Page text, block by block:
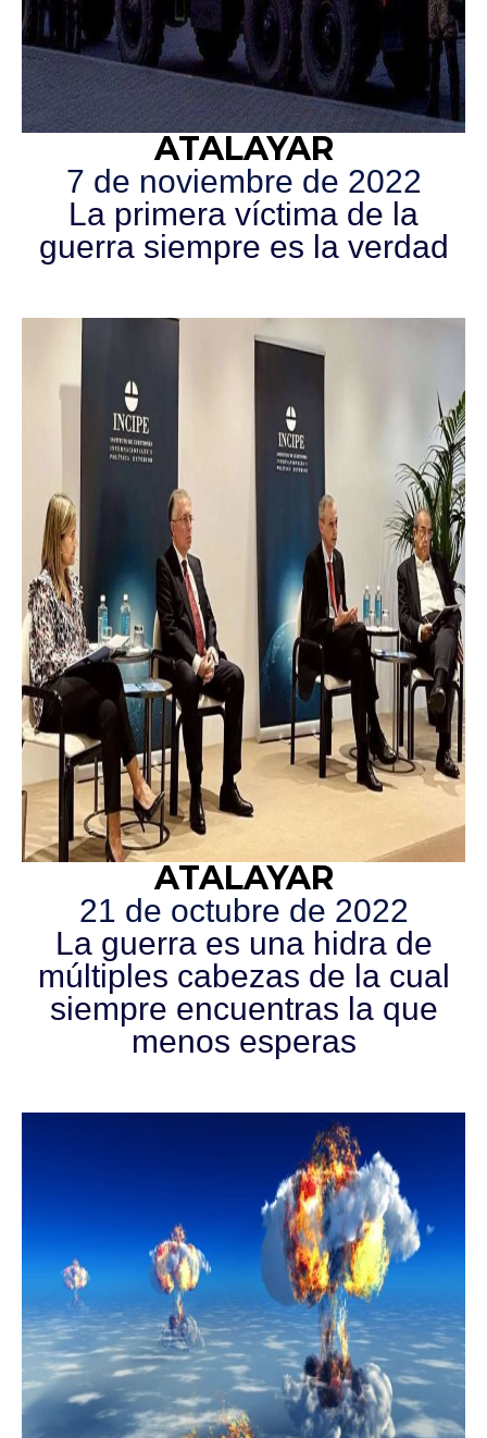
ATALAYAR
7 de noviembre de 2022
La primera víctima de la
guerra siempre es la verdad
ATALAYAR
21 de octubre de 2022
La guerra es una hidra de
múltiples cabezas de la cual
siempre encuentras la que
menos esperas